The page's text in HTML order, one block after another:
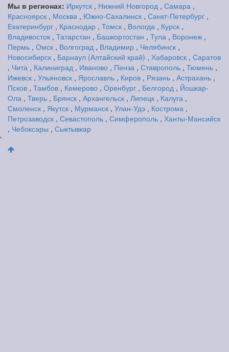
Мы в регионах: Иркутск , Нижний Новгород , Самара ,
Красноярск , Москва , Южно-Сахалинск , Санкт-Петербург ,
Екатеринбург , Краснодар , Томск , Вологда , Курск ,
Владивосток , Татарстан , Башкортостан , Тула , Воронеж ,
Пермь , Омск , Волгоград , Владимир , Челябинск ,
Новосибирск , Барнаул (Алтайский край) , Хабаровск , Саратов
, Чита , Калиниград , Иваново , Пенза , Ставрополь , Тюмень ,
Ижевск , Ульяновск , Ярославль , Киров , Рязань , Астрахань ,
Псков , Тамбов , Кемерово , Оренбург , Белгород , Йошкар-
Ола , Тверь , Брянск , Архангельск , Липецк , Калуга ,
Смоленск , Якутск , Мурманск , Улан-Удэ , Кострома ,
Петрозаводск , Севастополь , Симферополь , Ханты-Мансийск
, Чебоксары , Сыктывкар
'